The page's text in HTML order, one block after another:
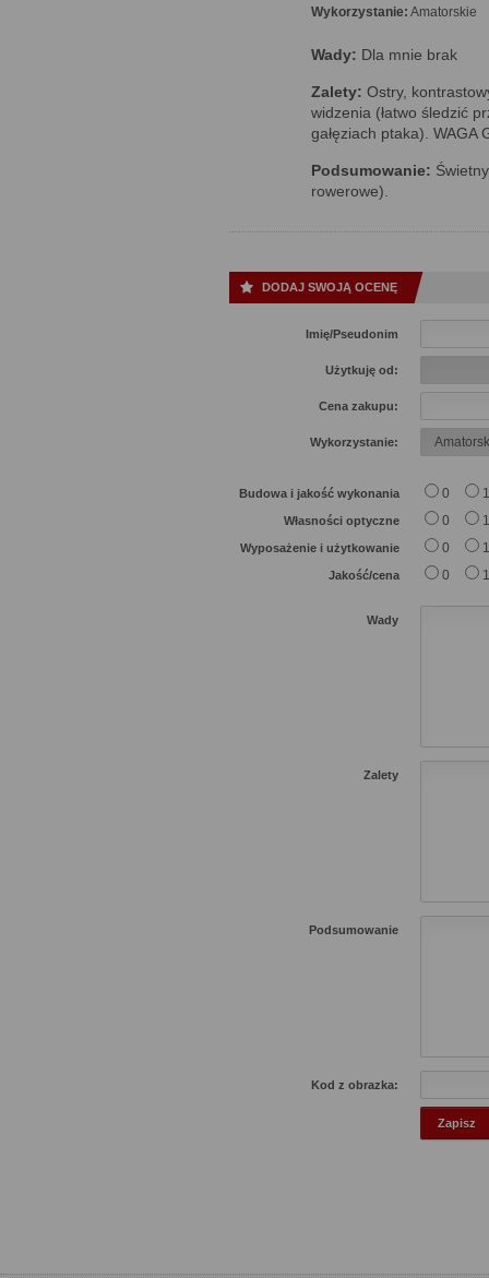
Wykorzystanie: Amatorskie
Wady: Dla mnie brak
Zalety: Ostry,
widzenia (łatwo śledzić
gałęziach ptaka). WAGA
Podsumowanie:
rowerowe).
DODAJ SWOJĄ OCENĘ
Imię/Pseudonim
Użytkuję od:
Cena zakupu:
Wykorzystanie:
Budowa i jakość wykonania 0 1
Własności optyczne 0 1
Wyposażenie i użytkowanie 0 1
Jakość/cena 0 1
Wady
Zalety
Podsumowanie
Kod z obrazka: